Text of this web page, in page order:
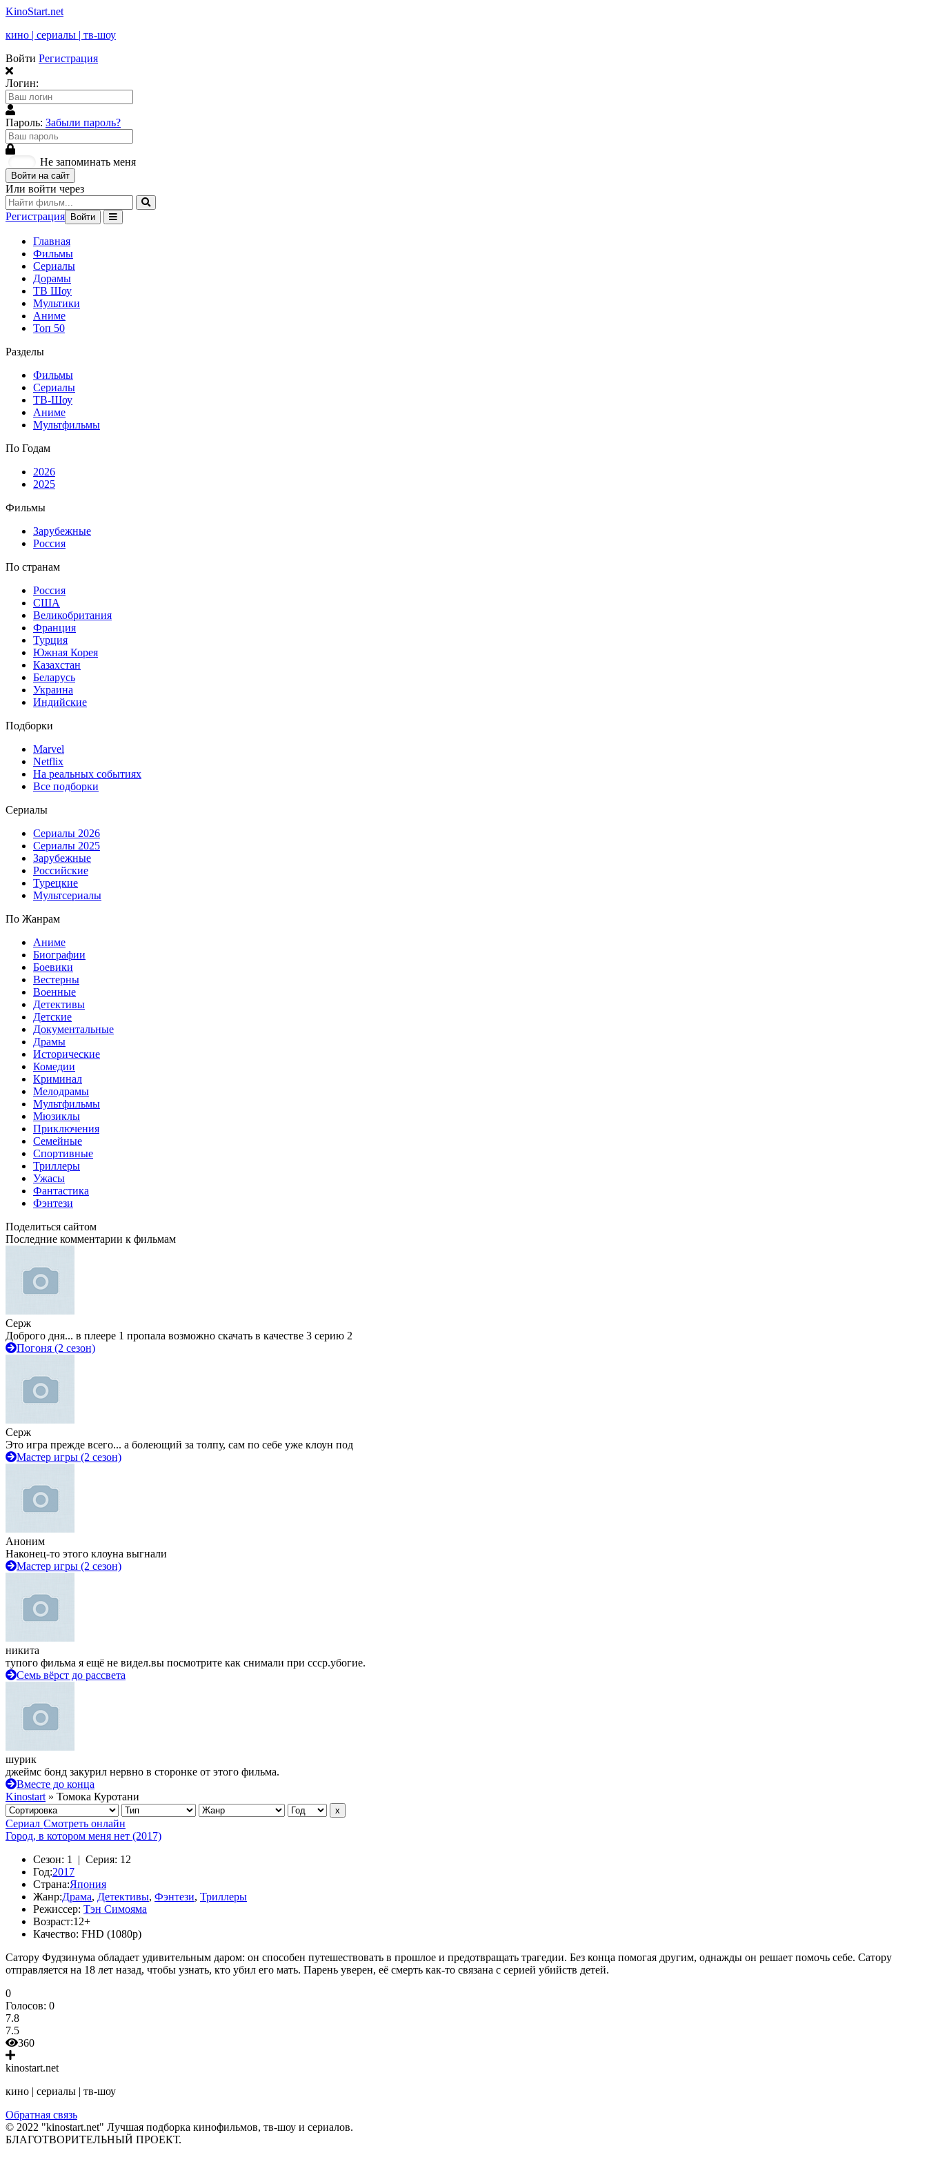
KinoStart.net
кино | сериалы | тв-шоу
Войти Регистрация
Логин:
Пароль: Забыли пароль?
Не запоминать меня
Войти на сайт
Или войти через
Регистрация Войти
Главная
Фильмы
Сериалы
Дорамы
ТВ Шоу
Мультики
Аниме
Топ 50
Разделы
Фильмы
Сериалы
ТВ-Шоу
Аниме
Мультфильмы
По Годам
2026
2025
Фильмы
Зарубежные
Россия
По странам
Россия
США
Великобритания
Франция
Турция
Южная Корея
Казахстан
Беларусь
Украина
Индийские
Подборки
Marvel
Netflix
На реальных событиях
Все подборки
Сериалы
Сериалы 2026
Сериалы 2025
Зарубежные
Российские
Турецкие
Мультсериалы
По Жанрам
Аниме
Биографии
Боевики
Вестерны
Военные
Детективы
Детские
Документальные
Драмы
Исторические
Комедии
Криминал
Мелодрамы
Мультфильмы
Мюзиклы
Приключения
Семейные
Спортивные
Триллеры
Ужасы
Фантастика
Фэнтези
Поделиться сайтом
Последние комментарии к фильмам
Серж
Доброго дня... в плеере 1 пропала возможно скачать в качестве 3 серию 2
Погоня (2 сезон)
Серж
Это игра прежде всего... а болеющий за толпу, сам по себе уже клоун под
Мастер игры (2 сезон)
Аноним
Наконец-то этого клоуна выгнали
Мастер игры (2 сезон)
никита
тупого фильма я ещё не видел.вы посмотрите как снимали при ссср.убогие.
Семь вёрст до рассвета
шурик
джеймс бонд закурил нервно в сторонке от этого фильма.
Вместе до конца
Kinostart » Томока Куротани
Сериал Смотреть онлайн
Город, в котором меня нет (2017)
Сезон: 1 | Серия: 12
Год:2017
Страна:Япония
Жанр:Драма, Детективы, Фэнтези, Триллеры
Режиссер: Тэн Симояма
Возраст:12+
Качество: FHD (1080p)
Сатору Фудзинума обладает удивительным даром: он способен путешествовать в прошлое и предотвращать трагедии. Без конца помогая другим, однажды он решает помочь себе. Сатору
отправляется на 18 лет назад, чтобы узнать, кто убил его мать. Парень уверен, её смерть как-то связана с серией убийств детей.
0
Голосов: 0
7.8
7.5
360
kinostart.net
кино | сериалы | тв-шоу
Обратная связь
© 2022 "kinostart.net" Лучшая подборка кинофильмов, тв-шоу и сериалов.
БЛАГОТВОРИТЕЛЬНЫЙ ПРОЕКТ.